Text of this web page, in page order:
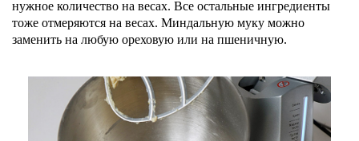
нужное количество на весах. Все остальные ингредиенты
тоже отмеряются на весах. Миндальную муку можно
заменить на любую ореховую или на пшеничную.